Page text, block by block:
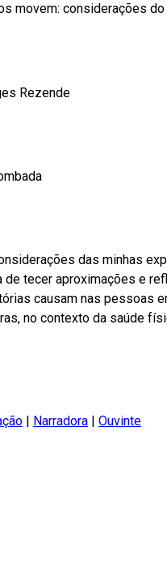
movem: considerações
Rezende
das minhas
de tecer aproximações e
causam nas pessoas
no contexto da saúde
Narradora Ouvinte